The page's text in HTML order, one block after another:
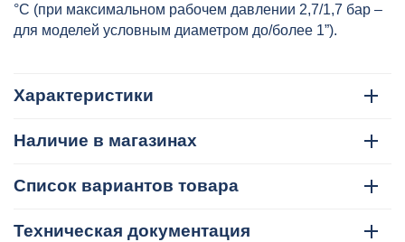
°С (при максимальном рабочем давлении 2,7/1,7 бар –
для моделей условным диаметром до/более 1”).
Характеристики
Наличие в магазинах
Список вариантов товара
Техническая документация